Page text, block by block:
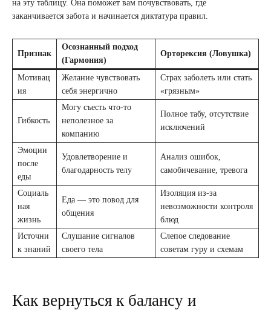
на эту таблицу. Она поможет вам почувствовать, где
заканчивается забота и начинается диктатура правил.
Признак
Осознанный подход
(Гармония)
Орторексия (Ловушка)
Мотивац
ия
Желание чувствовать
себя энергично
Страх заболеть или стать
«грязным»
Гибкость
Могу съесть что-то
неполезное за
компанию
Полное табу, отсутствие
исключений
Эмоции
после
еды
Удовлетворение и
благодарность телу
Анализ ошибок,
самобичевание, тревога
Социаль
ная
жизнь
Еда — это повод для
общения
Изоляция из-за
невозможности контроля
блюд
Источни
к знаний
Слушание сигналов
своего тела
Слепое следование
советам гуру и схемам
Как вернуться к балансу и